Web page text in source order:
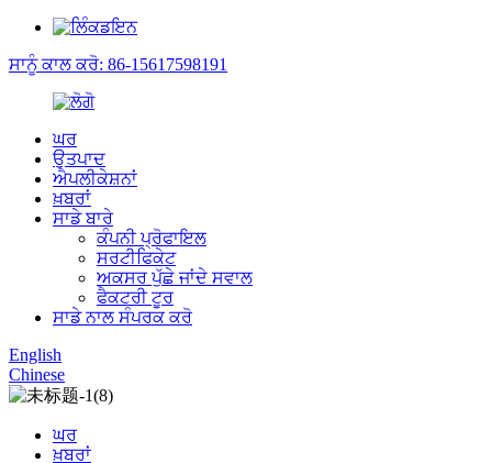
ਸਾਨੂੰ ਕਾਲ ਕਰੋ: 86-15617598191
ਘਰ
ਉਤਪਾਦ
ਐਪਲੀਕੇਸ਼ਨਾਂ
ਖ਼ਬਰਾਂ
ਸਾਡੇ ਬਾਰੇ
ਕੰਪਨੀ ਪ੍ਰੋਫਾਇਲ
ਸਰਟੀਫਿਕੇਟ
ਅਕਸਰ ਪੁੱਛੇ ਜਾਂਦੇ ਸਵਾਲ
ਫੈਕਟਰੀ ਟੂਰ
ਸਾਡੇ ਨਾਲ ਸੰਪਰਕ ਕਰੋ
English
Chinese
ਘਰ
ਖ਼ਬਰਾਂ